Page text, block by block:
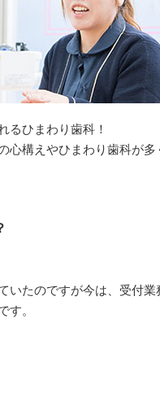
るひまわり歯科！
構えやひまわり歯科が
たのですが今は、受付業
す。